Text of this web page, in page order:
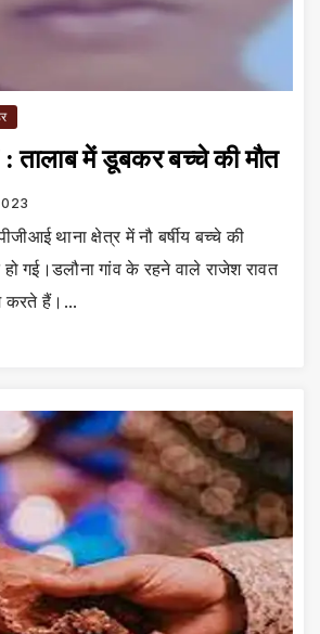
तालाब में डूबकर बच्चे की मौत
थाना क्षेत्र में नौ बर्षीय बच्चे की
गई।डलौना गांव के रहने वाले राजेश रावत
करते हैं।…